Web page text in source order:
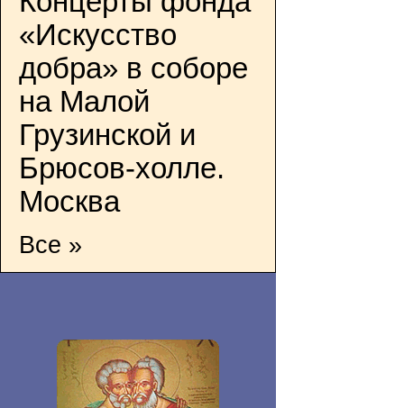
«Искусство
добра» в соборе
на Малой
Грузинской и
Брюсов-холле.
Москва
Все »